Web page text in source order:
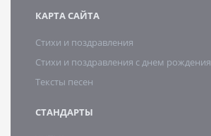
КАРТА САЙТА
Стихи и поздравления
Стихи и поздравления с днем рождения
Тексты песен
СТАНДАРТЫ